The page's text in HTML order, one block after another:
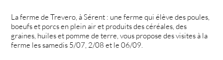
La ferme de Trevero, à Sérent : une ferme qui élève des poules,
boeufs et porcs en plein air et produits des céréales, des
graines, huiles et pomme de terre, vous propose des visites à la
ferme les samedis 5/07, 2/08 et le 06/09.